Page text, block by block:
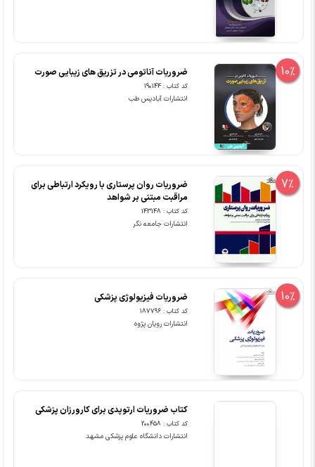
10% ضروریات آناتومی در تزریق های زیبایی صورت
کد کتاب : 190144
انتشارات آبادیس طب
7%
ضروریات روان پرستاری با رویکرد ارتباطی برای
مراقبت مبتنی بر شواهد
کد کتاب : 143148
انتشارات جامعه نگر
10% ضروریات فیزیولوژی پزشکی
کد کتاب : 187796
انتشارات رویان پژوه
کتاب ضروریات ارتوپدی برای کارورزان پزشکی
کد کتاب : 200458
انتشارات دانشگاه علوم پزشکی مشهد